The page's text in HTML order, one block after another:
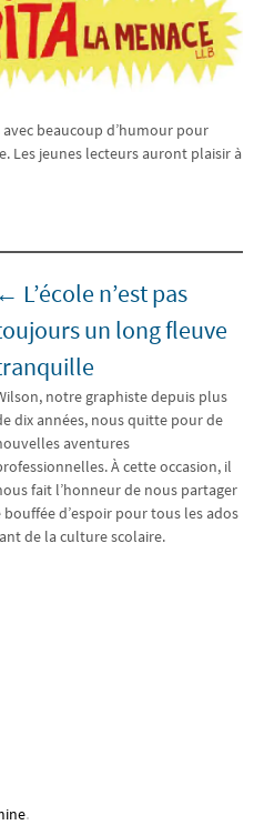
beaucoup d’humour pour
Les jeunes lecteurs auront plaisir à
← L’école n’est pas
un long fleuve
notre graphiste depuis plus
dix années, nous quitte pour de
aventures
À cette occasion, il
fait l’honneur de nous partager
d’espoir pour tous les ados
de la culture scolaire.
.